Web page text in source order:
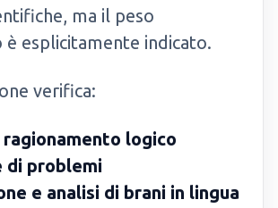
ma il peso
esplicitamente indicato.
verifica:
ragionamento logico
di problemi
e analisi di brani in lingua